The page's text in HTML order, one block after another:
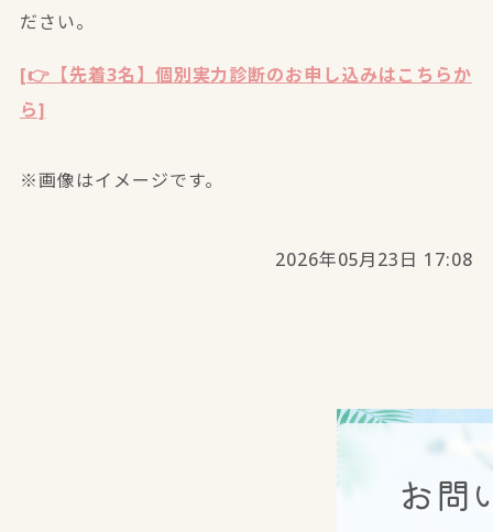
ださい。
[👉【先着3名】個別実力診断のお申し込みはこちらか
ら]
※画像はイメージです。
2026年05月23日 17:08
お問